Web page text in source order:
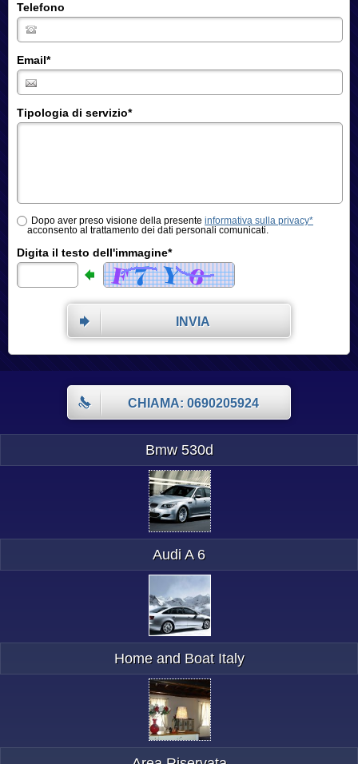
Telefono
Email*
Tipologia di servizio*
Dopo aver preso visione della presente informativa sulla privacy*
acconsento al trattamento dei dati personali comunicati.
Digita il testo dell'immagine*
INVIA
CHIAMA: 0690205924
Bmw 530d
Audi A 6
Home and Boat Italy